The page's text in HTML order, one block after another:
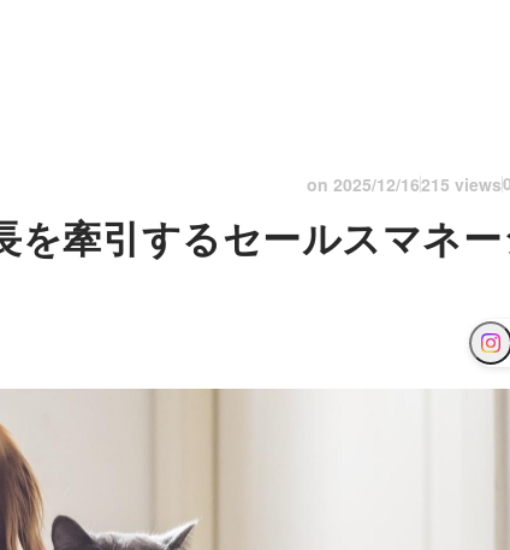
on 2025/12/16215 views
を牽引するセールスマネ